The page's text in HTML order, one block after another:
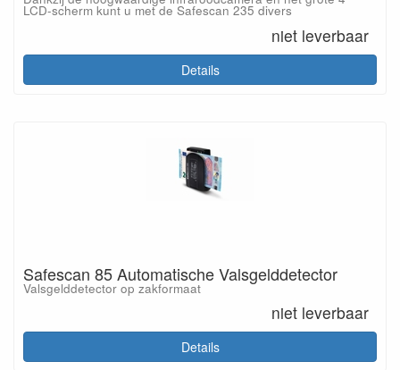
LCD-scherm kunt u met de Safescan 235 divers
niet leverbaar
Details
Safescan 85 Automatische Valsgelddetector
Valsgelddetector op zakformaat
niet leverbaar
Details